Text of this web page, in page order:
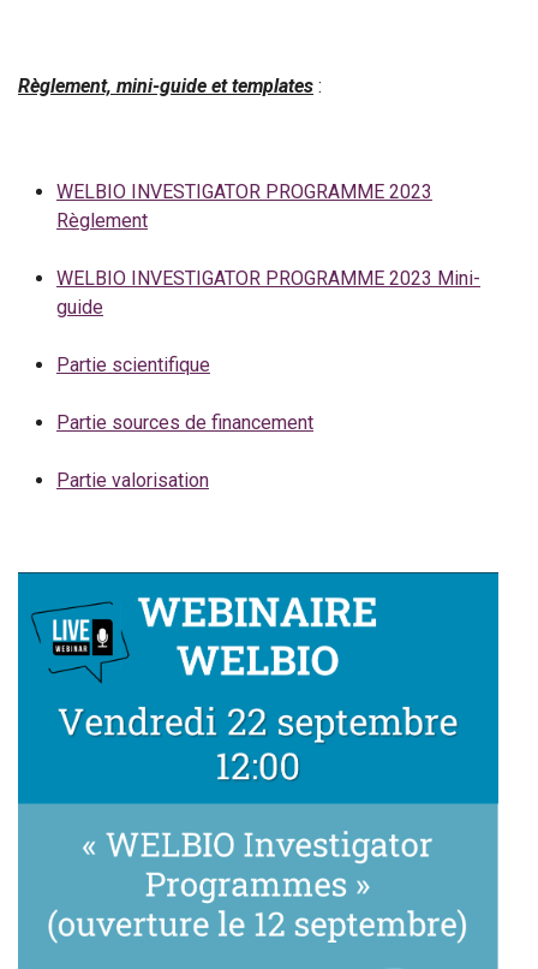
Règlement, mini-guide et templates :
WELBIO INVESTIGATOR PROGRAMME 2023
Règlement
WELBIO INVESTIGATOR PROGRAMME 2023 Mini-
guide
Partie scientifique
Partie sources de financement
Partie valorisation